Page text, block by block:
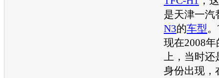
是天津一汽
N3的车型。
现在2008年
上，当时
身份出现，